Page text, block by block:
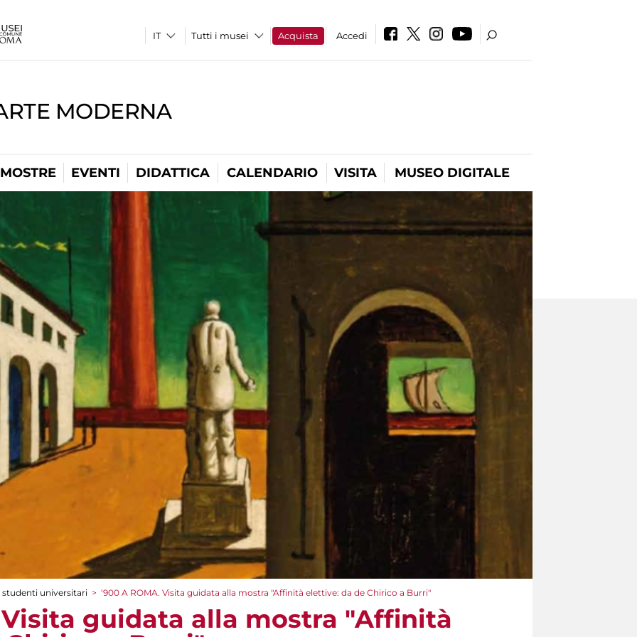
Tutti i musei Acquista Accedi
MODERNA
MOSTRE EVENTI DIDATTICA CALENDARIO VISITA MUSEO DIGITALE
universitari > ‘900 A ROMA. Visita guidata alla mostra "Affinità elettive: da de Chirico a Burri"
Visita guidata alla mostra "Affinità